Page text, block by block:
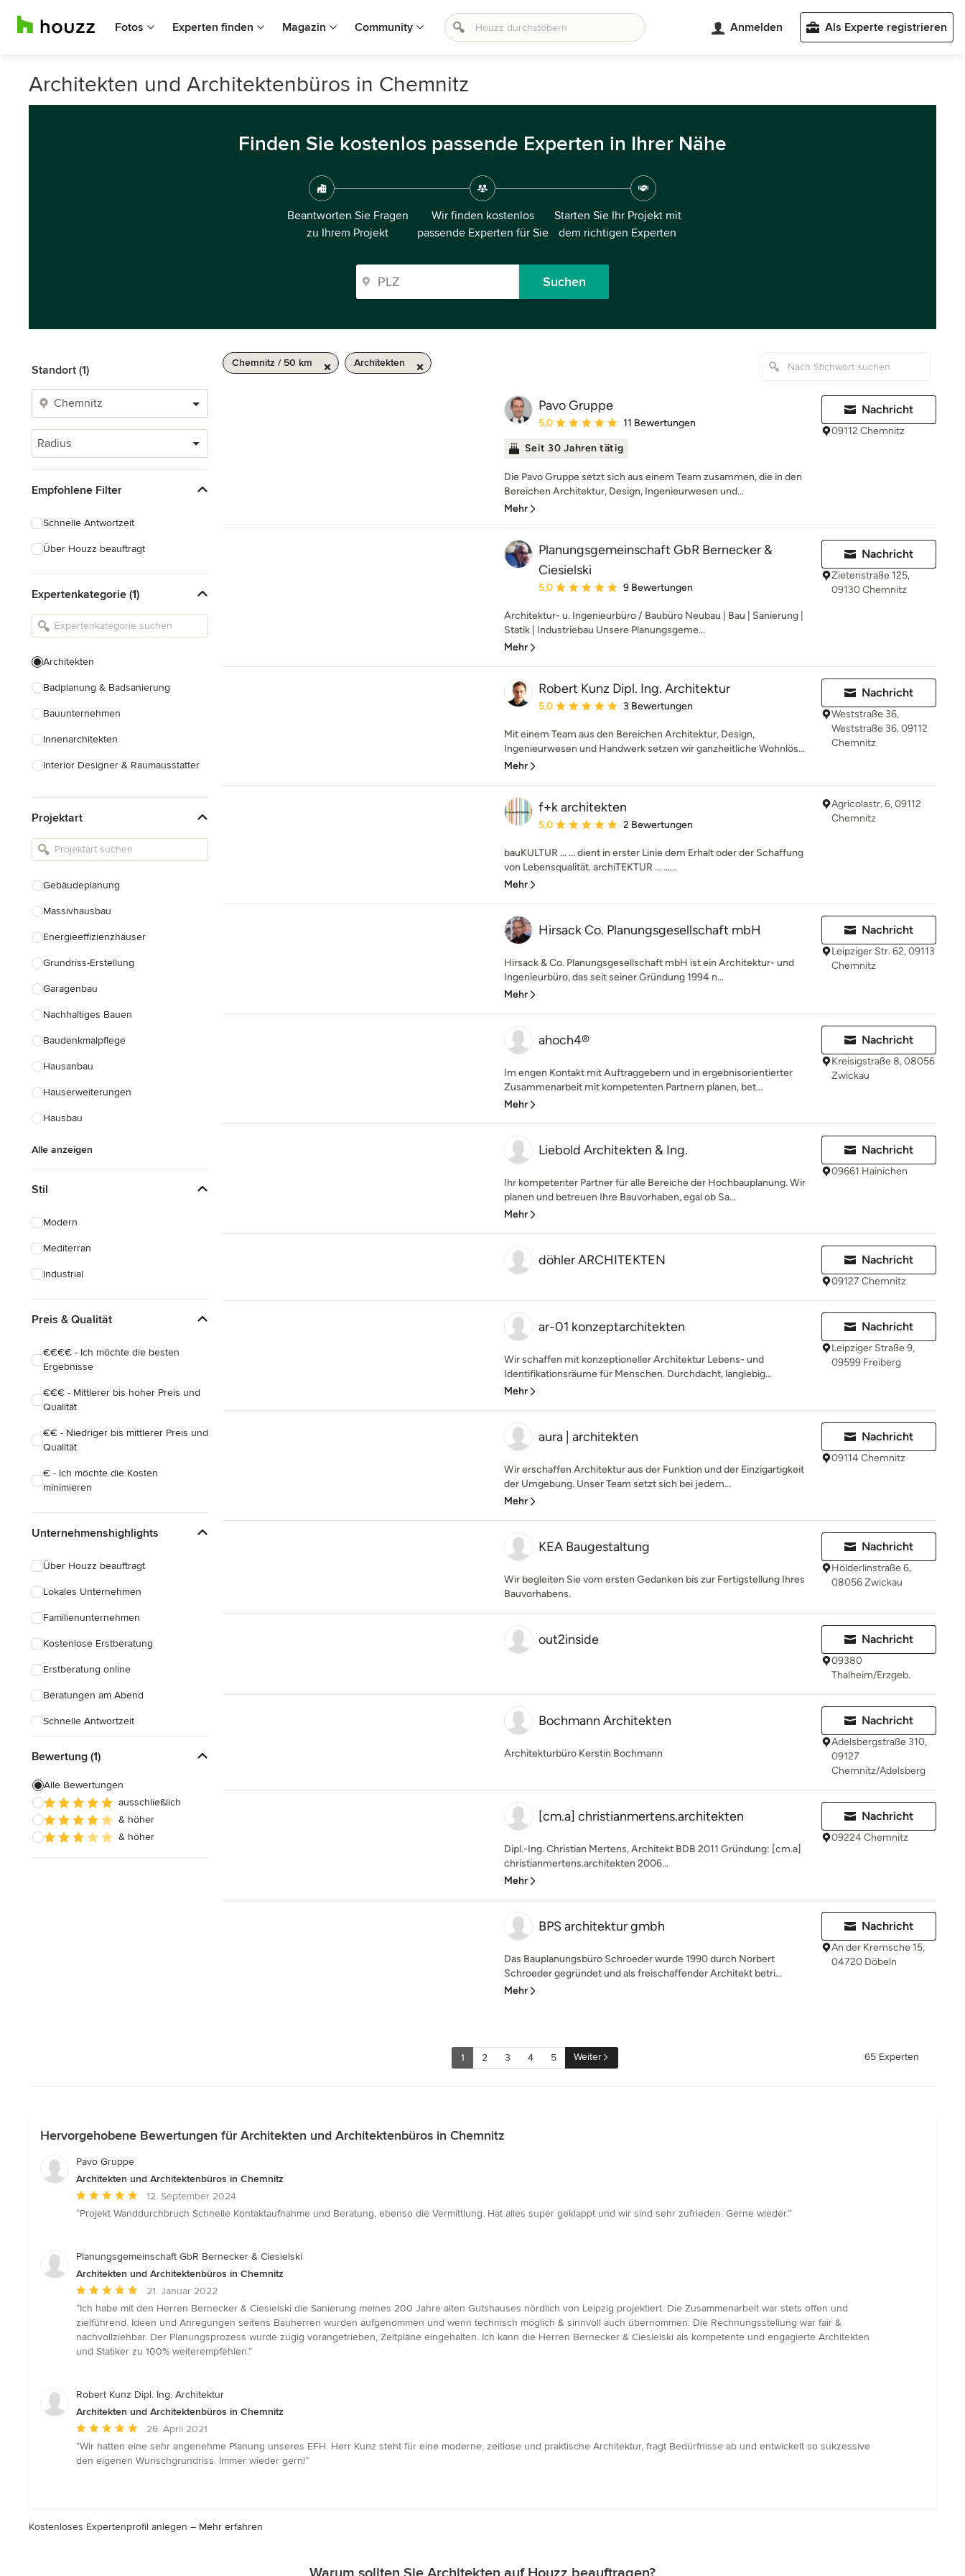
Fotos Experten finden Magazin Community Anmelden Als Experte registrieren
Architekten und Architektenbüros in Chemnitz
Finden Sie kostenlos passende Experten in Ihrer Nähe
Beantworten Sie Fragen
zu Ihrem Projekt
Wir finden kostenlos
passende Experten für Sie
Starten Sie Ihr Projekt mit
dem richtigen Experten
Suchen
Standort (1)
Radius
Empfohlene Filter
Schnelle Antwortzeit
Über Houzz beauftragt
Expertenkategorie (1)
Architekten
Badplanung & Badsanierung
Bauunternehmen
Innenarchitekten
Interior Designer & Raumausstatter
Landschaftsarchitekten
Armaturen & Sanitärbedarf
Einbauschränke
Projektart
Gebäudeplanung
Massivhausbau
Energieeffizienzhäuser
Grundriss-Erstellung
Garagenbau
Nachhaltiges Bauen
Baudenkmalpflege
Hausanbau
Hauserweiterungen
Hausbau
Alle anzeigen
Stil
Modern
Mediterran
Industrial
Preis & Qualität
€€€€ - Ich möchte die besten
Ergebnisse
€€€ - Mittlerer bis hoher Preis und
Qualität
€€ - Niedriger bis mittlerer Preis und
Qualität
€ - Ich möchte die Kosten
minimieren
Unternehmenshighlights
Über Houzz beauftragt
Lokales Unternehmen
Familienunternehmen
Kostenlose Erstberatung
Erstberatung online
Beratungen am Abend
Schnelle Antwortzeit
Bewertung (1)
Alle Bewertungen
ausschließlich
& höher
& höher
Chemnitz / 50 km Architekten
Pavo Gruppe
Durchschnittliche Bewertung: 5 von 5 Sternen
5,0 11 Bewertungen
Seit 30 Jahren tätig
Die Pavo Gruppe setzt sich aus einem Team zusammen, die in den
Bereichen Architektur, Design, Ingenieurwesen und...
Mehr
Nachricht
09112 Chemnitz
Planungsgemeinschaft GbR Bernecker &
Ciesielski
Durchschnittliche Bewertung: 5 von 5 Sternen
5,0 9 Bewertungen
Architektur- u. Ingenieurbüro / Baubüro Neubau | Bau | Sanierung |
Statik | Industriebau Unsere Planungsgeme...
Mehr
Nachricht
Zietenstraße 125,
09130 Chemnitz
Robert Kunz Dipl. Ing. Architektur
Durchschnittliche Bewertung: 5 von 5 Sternen
5,0 3 Bewertungen
Mit einem Team aus den Bereichen Architektur, Design,
Ingenieurwesen und Handwerk setzen wir ganzheitliche Wohnlös...
Mehr
Nachricht
Weststraße 36,
Weststraße 36, 09112
Chemnitz
f+k architekten
Durchschnittliche Bewertung: 5 von 5 Sternen
5,0 2 Bewertungen
bauKULTUR ... ... dient in erster Linie dem Erhalt oder der Schaffung
von Lebensqualität. archiTEKTUR ... ......
Mehr
Agricolastr. 6, 09112
Chemnitz
Hirsack Co. Planungsgesellschaft mbH
Hirsack & Co. Planungsgesellschaft mbH ist ein Architektur- und
Ingenieurbüro, das seit seiner Gründung 1994 n...
Mehr
Nachricht
Leipziger Str. 62, 09113
Chemnitz
ahoch4®
Im engen Kontakt mit Auftraggebern und in ergebnisorientierter
Zusammenarbeit mit kompetenten Partnern planen, bet...
Mehr
Nachricht
Kreisigstraße 8, 08056
Zwickau
Liebold Architekten & Ing.
Ihr kompetenter Partner für alle Bereiche der Hochbauplanung. Wir
planen und betreuen Ihre Bauvorhaben, egal ob Sa...
Mehr
Nachricht
09661 Hainichen
döhler ARCHITEKTEN Nachricht
09127 Chemnitz
ar-01 konzeptarchitekten
Wir schaffen mit konzeptioneller Architektur Lebens- und
Identifikationsräume für Menschen. Durchdacht, langlebig...
Mehr
Nachricht
Leipziger Straße 9,
09599 Freiberg
aura | architekten
Wir erschaffen Architektur aus der Funktion und der Einzigartigkeit
der Umgebung. Unser Team setzt sich bei jedem...
Mehr
Nachricht
09114 Chemnitz
KEA Baugestaltung
Wir begleiten Sie vom ersten Gedanken bis zur Fertigstellung Ihres
Bauvorhabens.
Nachricht
Hölderlinstraße 6,
08056 Zwickau
out2inside Nachricht
09380
Thalheim/Erzgeb.
Bochmann Architekten
Architekturbüro Kerstin Bochmann
Nachricht
Adelsbergstraße 310,
09127
Chemnitz/Adelsberg
[cm.a] christianmertens.architekten
Dipl.-Ing. Christian Mertens, Architekt BDB 2011 Gründung: [cm.a]
christianmertens.architekten 2006...
Mehr
Nachricht
09224 Chemnitz
BPS architektur gmbh
Das Bauplanungsbüro Schroeder wurde 1990 durch Norbert
Schroeder gegründet und als freischaffender Architekt betri...
Mehr
Nachricht
An der Kremsche 15,
04720 Döbeln
1 2 3 4 5 Weiter 65 Experten
Hervorgehobene Bewertungen für Architekten und Architektenbüros in Chemnitz
Pavo Gruppe
Architekten und Architektenbüros in Chemnitz
Durchschnittliche
Bewertung:
5
12. September 2024
“Projekt Wanddurchbruch Schnelle Kontaktaufnahme und Beratung, ebenso die Vermittlung. Hat alles super geklappt und wir sind sehr zufrieden. Gerne wieder.”
Planungsgemeinschaft GbR Bernecker & Ciesielski
Architekten und Architektenbüros in Chemnitz
Durchschnittliche
Bewertung:
5
von
5
21. Januar 2022
“Ich habe mit den Herren Bernecker & Ciesielski die Sanierung meines 200 Jahre alten Gutshauses nördlich von Leipzig projektiert. Die Zusammenarbeit war stets offen und
zielführend. Ideen und Anregungen seitens Bauherren wurden aufgenommen und wenn technisch möglich & sinnvoll auch übernommen. Die Rechnungsstellung war fair &
nachvollziehbar. Der Planungsprozess wurde zügig vorangetrieben, Zeitpläne eingehalten. Ich kann die Herren Bernecker & Ciesielski als kompetente und engagierte Architekten
und Statiker zu 100% weiterempfehlen.”
Robert Kunz Dipl. Ing. Architektur
Architekten und Architektenbüros in Chemnitz
Durchschnittliche
Bewertung:
5
26. April 2021
“Wir hatten eine sehr angenehme Planung unseres EFH. Herr Kunz steht für eine moderne, zeitlose und praktische Architektur, fragt Bedürfnisse ab und entwickelt so sukzessive
den eigenen Wunschgrundriss. Immer wieder gern!”
Kostenloses Expertenprofil anlegen – Mehr erfahren